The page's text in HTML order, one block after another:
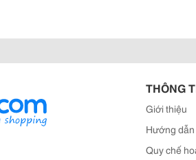
THÔNG
Giới thiệu
Hướng dẫn
Quy chế